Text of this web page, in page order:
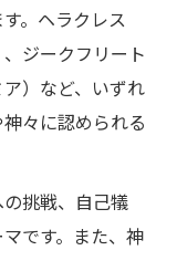
。ヘラクレス
ジークフリート
）など、いずれ
々に認められる
挑戦、自己犠
です。また、神